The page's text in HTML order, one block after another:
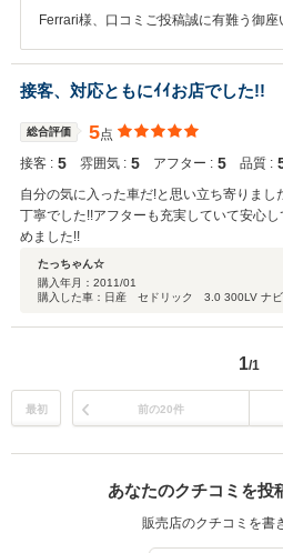
Ferrari様、口コミご投稿誠に有難う御
いをさせて頂きたく 精進して参ります
接客、対応ともにｲｲお店でした!!
総合評価 5点
接客 : 5 雰囲気 : 5 アフター : 5 品質 :
自分の気に入った車だ!と思い立ち寄りまし
丁寧でした!!アフターも充実していて安心
めました!!
たっちゃん☆
購入年月： 2011/01
購入した車：日産 セドリック 3.0 300LV ナビ
1/1
最初 前の20件
あなたのクチコミを投
販売店のクチコミを書